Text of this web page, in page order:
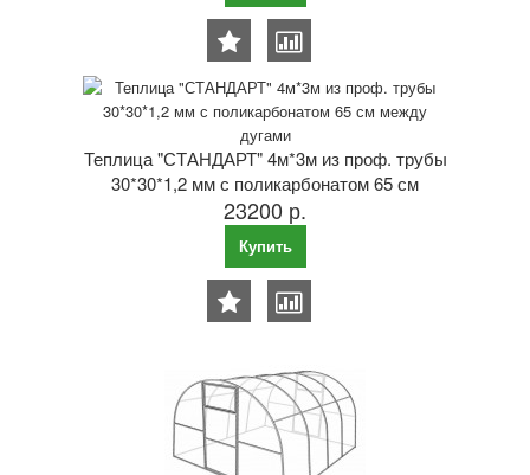
Теплица "СТАНДАРТ" 4м*3м из проф. трубы
30*30*1,2 мм с поликарбонатом 65 см
между дугами
23200 р.
Купить